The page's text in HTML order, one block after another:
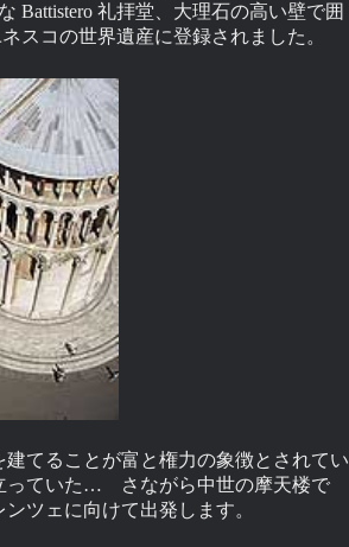
Battistero 礼拝堂、大理石の高い壁で囲
スコの世界遺産に登録されました。
てることが富と権力の象徴とされてい
っていた… さながら中世の摩天楼で
ツェに向けて出発します。